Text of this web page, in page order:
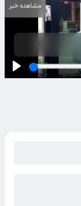
مشاهده خبر